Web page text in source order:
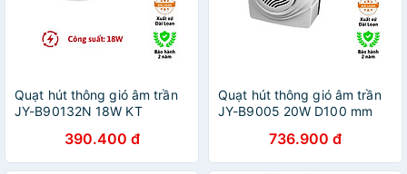
Quạt hút thông gió âm trần
JY-B90132N 18W KT
390.400 đ
Quạt hút thông gió âm trần
JY-B9005 20W D100 mm
736.900 đ